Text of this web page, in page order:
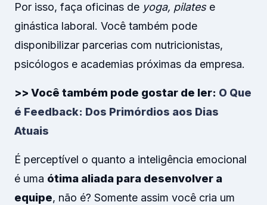
Por isso, faça oficinas de yoga, pilatese
ginástica laboral. Você também pode
disponibilizar parcerias com nutricionistas,
psicólogos e academias próximas da empresa.
>> Você também pode gostar de ler: O Que
é Feedback: Dos Primórdios aos Dias
Atuais
É perceptível o quanto a inteligência emocional
é uma ótima aliada para desenvolver a
equipe, não é? Somente assim você cria um